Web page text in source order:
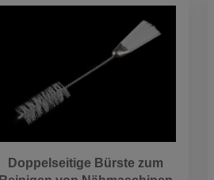
Doppelseitige Bürste zum